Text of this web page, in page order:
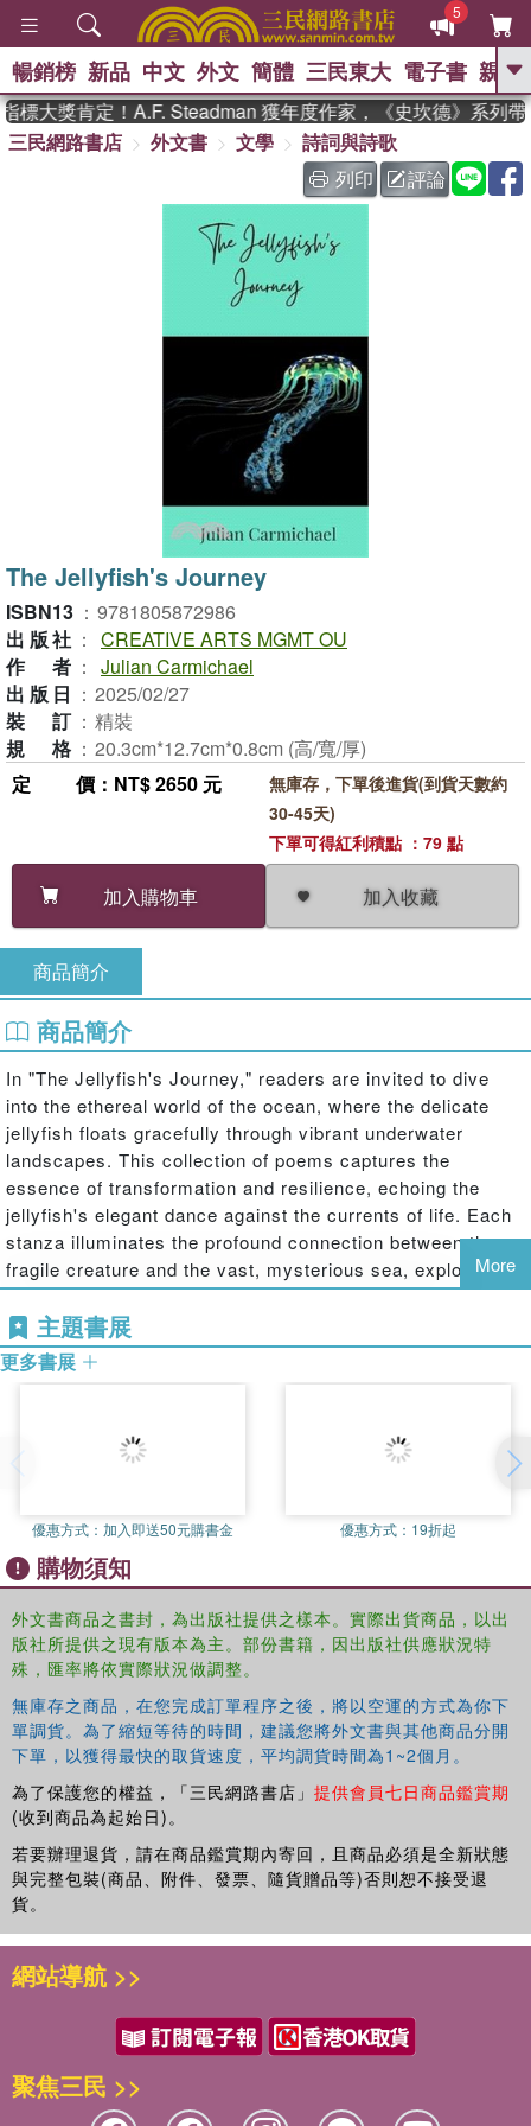
5
GO
熱搜： 東野圭吾 、 The Odyssey
、 如果歷史是一群喵 、 暑期
國際布克獎 臺灣漫遊錄 、 方
念華
孩：黎曼猜想 、
暢銷榜 新品 中文 外文 簡體 三民東大 電子書 親子
大獎肯定！A.F. Steadman 獲年度作家，《史坎德》系列帶
三民網路書店
外文書 文學
詩詞與詩歌
列印
評論
The Jellyfish's Journey
ISBN13 ： 9781805872986
出版社 ： CREATIVE ARTS MGMT OU
作者 ： Julian Carmichael
出版日 ： 2025/02/27
裝訂 ： 精裝
規格 ： 20.3cm*12.7cm*0.8cm (高/寬/厚)
定價 ：NT$ 2650 元
加入購物車 加入收藏
無庫存，下單後進貨(到貨天數約
30-45天)
下單可得紅利積點 ：79 點
商品簡介
商品簡介
In "The Jellyfish's Journey," readers are invited to dive
into the ethereal world of the ocean, where the delicate
jellyfish floats gracefully through vibrant underwater
landscapes. This collection of poems captures the
essence of transformation and resilience, echoing the
jellyfish's elegant dance against the currents of life. Each
stanza illuminates the profound connection between the
fragile creature and the vast, mysterious sea, exploring
themes of solitude, beauty, and the fleeting nature of
existence. Through vivid imagery and lyrical language, the
poems invite reflection on the journeys we all undertake,
weaving together moments of sorrow and joy in a tapestry
voyage, discovering the delicate power of nature and the
deep currents that bind us all. "The Jellyfish's Journey" is
grace.
More
主題書展
更多書展
優惠方式： 加入即送50元購書金 優惠方式： 19折起
購物須知
外文書商品之書封，為出版社提供之樣本。實際出貨商品，以出
版社所提供之現有版本為主。部份書籍，因出版社供應狀況特
殊，匯率將依實際狀況做調整。
無庫存之商品，在您完成訂單程序之後，將以空運的方式為你下
單調貨。為了縮短等待的時間，建議您將外文書與其他商品分開
下單，以獲得最快的取貨速度，平均調貨時間為1~2個月。
為了保護您的權益，「三民網路書店」 提供會員七日商品鑑賞期
(收到商品為起始日)。
若要辦理退貨，請在商品鑑賞期內寄回，且商品必須是全新狀態
與完整包裝(商品、附件、發票、隨貨贈品等)否則恕不接受退
貨。
網站導航 >>
聚焦三民 >>